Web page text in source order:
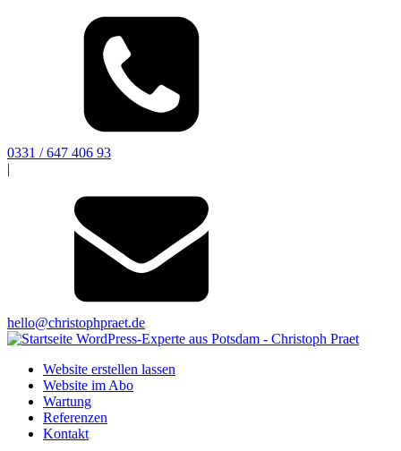
0331 / 647 406 93
|
hello@christophpraet.de
Website erstellen lassen
Website im Abo
Wartung
Referenzen
Kontakt